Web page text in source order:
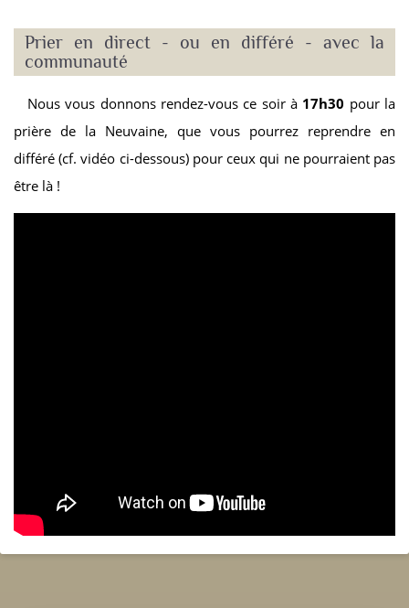
Prier en direct - ou en différé - avec la
communauté
Nous vous donnons rendez-vous ce soir à 17h30 pour la
prière de la Neuvaine, que vous pourrez reprendre en
différé (cf. vidéo ci-dessous) pour ceux qui ne pourraient pas
être là !